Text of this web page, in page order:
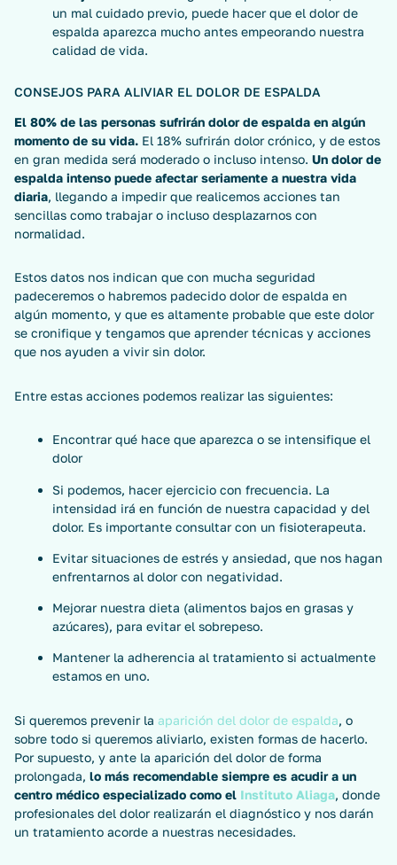
un mal cuidado previo, puede hacer que el dolor de
espalda aparezca mucho antes empeorando nuestra
calidad de vida.
CONSEJOS PARA ALIVIAR EL DOLOR DE ESPALDA
El 80% de las personas sufrirán dolor de espalda en algún
momento de su vida. El 18% sufrirán dolor crónico, y de estos
en gran medida será moderado o incluso intenso. Un dolor de
espalda intenso puede afectar seriamente a nuestra vida
diaria, llegando a impedir que realicemos acciones tan
sencillas como trabajar o incluso desplazarnos con
normalidad.
Estos datos nos indican que con mucha seguridad
padeceremos o habremos padecido dolor de espalda en
algún momento, y que es altamente probable que este dolor
se cronifique y tengamos que aprender técnicas y acciones
que nos ayuden a vivir sin dolor.
Entre estas acciones podemos realizar las siguientes:
Encontrar qué hace que aparezca o se intensifique el
dolor
Si podemos, hacer ejercicio con frecuencia. La
intensidad irá en función de nuestra capacidad y del
dolor. Es importante consultar con un fisioterapeuta.
Evitar situaciones de estrés y ansiedad, que nos hagan
enfrentarnos al dolor con negatividad.
Mejorar nuestra dieta (alimentos bajos en grasas y
azúcares), para evitar el sobrepeso.
Mantener la adherencia al tratamiento si actualmente
estamos en uno.
Si queremos prevenir la aparición del dolor de espalda, o
sobre todo si queremos aliviarlo, existen formas de hacerlo.
Por supuesto, y ante la aparición del dolor de forma
prolongada, lo más recomendable siempre es acudir a un
centro médico especializado como el Instituto Aliaga, donde
profesionales del dolor realizarán el diagnóstico y nos darán
un tratamiento acorde a nuestras necesidades.